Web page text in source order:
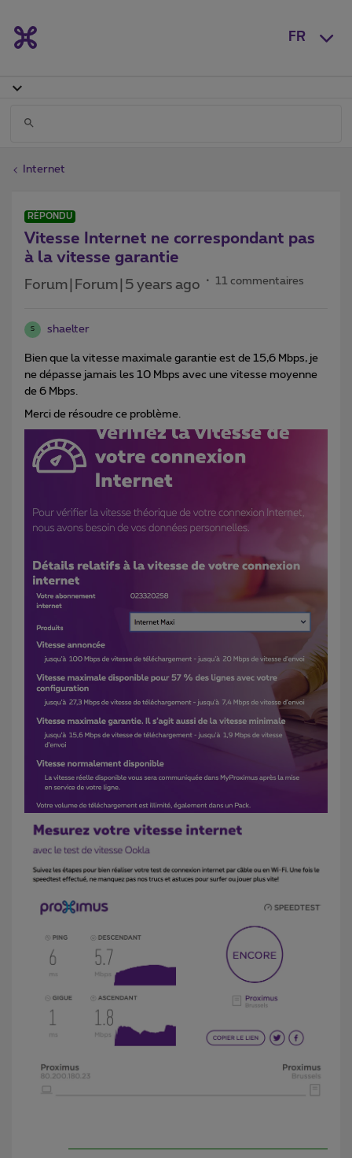
FR
Internet
RÉPONDU
Vitesse Internet ne correspondant pas
à la vitesse garantie
Forum|Forum|5 years ago 11 commentaires
S shaelter
Bien que la vitesse maximale garantie est de 15,6 Mbps, je
ne dépasse jamais les 10 Mbps avec une vitesse moyenne
de 6 Mbps.
Merci de résoudre ce problème.